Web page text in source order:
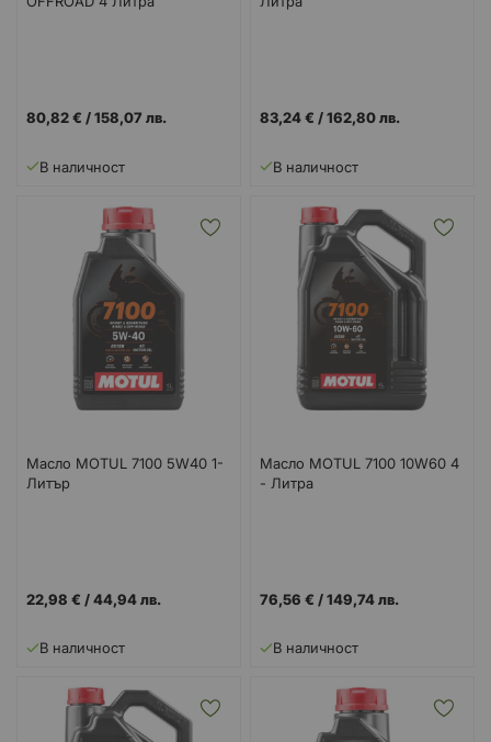
80,82 € /158,07 лв.
В наличност
83,24 € /162,80 лв.
В наличност
Масло MOTUL 7100 5W40 1-
Литър
22,98 € /44,94 лв.
В наличност
Масло MOTUL 7100 10W60 4
- Литра
76,56 € /149,74 лв.
В наличност